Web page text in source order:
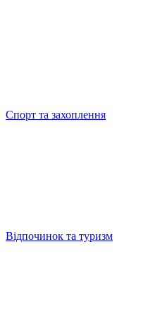
Спорт та захоплення
Відпочинок та туризм